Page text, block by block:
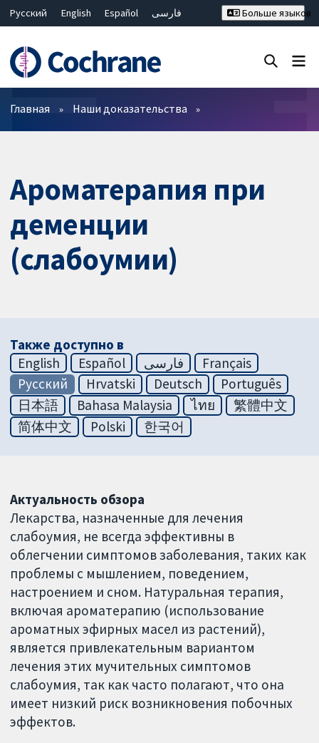
Русский English Español
فارسی
Bahasa Malaysia
ไทย
繁體中文
简体中文
Больше языков
Фильтры
Главная Наши доказательства
Ароматерапия при
деменции
(слабоумии)
Также доступно в
English
Español فارسی
Français
Русский
Hrvatski Deutsch
Português
日本語
Bahasa Malaysia ไทย
繁體中文
简体中文
Polski 한국어
Актуальность обзора
Лекарства, назначенные для лечения
слабоумия, не всегда эффективны в
облегчении симптомов заболевания, таких как
проблемы с мышлением, поведением,
настроением и сном. Натуральная терапия,
включая ароматерапию (использование
ароматных эфирных масел из растений),
является привлекательным вариантом
лечения этих мучительных симптомов
слабоумия, так как часто полагают, что она
имеет низкий риск возникновения побочных
эффектов.